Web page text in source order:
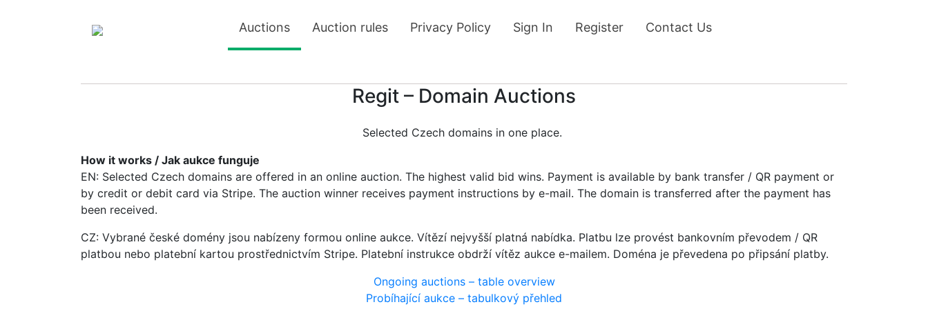
Auctions Auction rules Privacy Policy Sign In Register Contact Us
Regit – Domain Auctions
Selected Czech domains in one place.
How it works / Jak aukce funguje
EN: Selected Czech domains are offered in an online auction. The highest valid bid wins. Payment is available by bank transfer / QR payment or
by credit or debit card via Stripe. The auction winner receives payment instructions by e-mail. The domain is transferred after the payment has
been received.
CZ: Vybrané české domény jsou nabízeny formou online aukce. Vítězí nejvyšší platná nabídka. Platbu lze provést bankovním převodem / QR
platbou nebo platební kartou prostřednictvím Stripe. Platební instrukce obdrží vítěz aukce e-mailem. Doména je převedena po připsání platby.
Ongoing auctions – table overview
Probíhající aukce – tabulkový přehled